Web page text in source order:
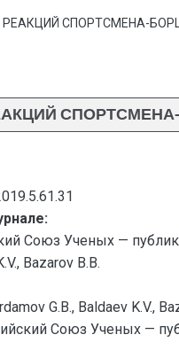
СПОРТСМЕНА-
Союз Ученых —
Bazarov B.B.
G.B., Baldaev
Союз Ученых —